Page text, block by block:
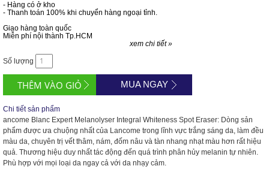
- Hàng có ở kho
- Thanh toán 100% khi chuyển hàng ngoại tỉnh.
Giao hàng toàn quốc
Miễn phí nội thành Tp.HCM
xem chi tiết »
Số lượng
MUA NGAY
Chi tiết sản phẩm
ancome Blanc Expert Melanolyser Integral Whiteness Spot Eraser: Dòng sản
phẩm được ưa chuộng nhất của Lancome trong lĩnh vực trắng sáng da, làm đều
màu da, chuyên trị vết thâm, nám, đốm nâu và tàn nhang nhạt màu hơn rất hiệu
quả. Thương hiệu duy nhất tác động đến quá trình phân hủy melanin tự nhiên.
Phù hợp với mọi loại da ngay cả với da nhạy cảm.